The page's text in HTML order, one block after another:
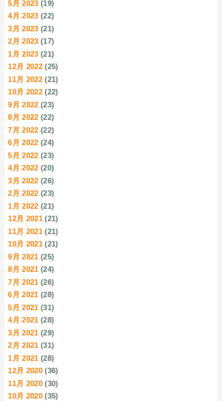
5月 2023 (19)
4月 2023 (22)
3月 2023 (21)
2月 2023 (17)
1月 2023 (21)
12月 2022 (25)
11月 2022 (21)
10月 2022 (22)
9月 2022 (23)
8月 2022 (22)
7月 2022 (22)
6月 2022 (24)
5月 2022 (23)
4月 2022 (20)
3月 2022 (26)
2月 2022 (23)
1月 2022 (21)
12月 2021 (21)
11月 2021 (21)
10月 2021 (21)
9月 2021 (25)
8月 2021 (24)
7月 2021 (26)
6月 2021 (28)
5月 2021 (31)
4月 2021 (28)
3月 2021 (29)
2月 2021 (31)
1月 2021 (28)
12月 2020 (36)
11月 2020 (30)
10月 2020 (35)